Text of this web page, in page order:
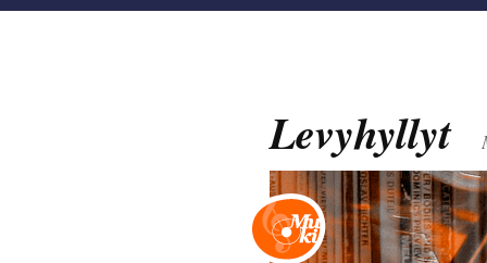
Levyhyllyt